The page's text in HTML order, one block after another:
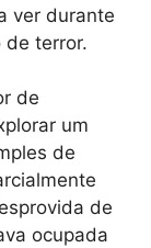
ver durante
de terror.
de
um
de
de
ocupada